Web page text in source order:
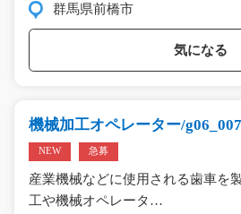
群馬県前橋市
気になる
機械加工オペレーター/
NEW 急募
産業機械などに使用される歯車を
工や機械オペレータ…